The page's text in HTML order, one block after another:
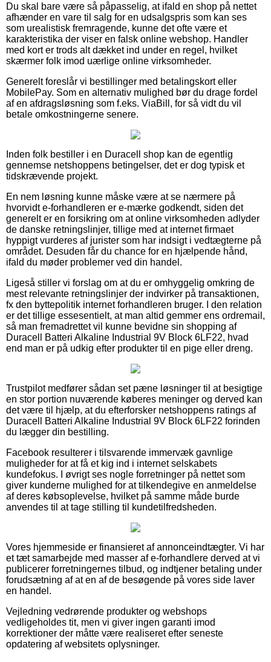
Du skal bare være så påpasselig, at ifald en shop på nettet
afhænder en vare til salg for en udsalgspris som kan ses
som urealistisk fremragende, kunne det ofte være et
karakteristika der viser en falsk online webshop. Handler
med kort er trods alt dækket ind under en regel, hvilket
skærmer folk imod uærlige online virksomheder.
Generelt foreslår vi bestillinger med betalingskort eller
MobilePay. Som en alternativ mulighed bør du drage fordel
af en afdragsløsning som f.eks. ViaBill, for så vidt du vil
betale omkostningerne senere.
Inden folk bestiller i en Duracell shop kan de egentlig
gennemse netshoppens betingelser, det er dog typisk et
tidskrævende projekt.
En nem løsning kunne måske være at se nærmere på
hvorvidt e-forhandleren er e-mærke godkendt, siden det
generelt er en forsikring om at online virksomheden adlyder
de danske retningslinjer, tillige med at internet firmaet
hyppigt vurderes af jurister som har indsigt i vedtægterne på
området. Desuden får du chance for en hjælpende hånd,
ifald du møder problemer ved din handel.
Ligeså stiller vi forslag om at du er omhyggelig omkring de
mest relevante retningslinjer der indvirker på transaktionen,
fx den byttepolitik internet forhandleren bruger. I den relation
er det tillige essesentielt, at man altid gemmer ens ordremail,
så man fremadrettet vil kunne bevidne sin shopping af
Duracell Batteri Alkaline Industrial 9V Block 6LF22, hvad
end man er på udkig efter produkter til en pige eller dreng.
Trustpilot medfører sådan set pæne løsninger til at besigtige
en stor portion nuværende køberes meninger og derved kan
det være til hjælp, at du efterforsker netshoppens ratings af
Duracell Batteri Alkaline Industrial 9V Block 6LF22 forinden
du lægger din bestilling.
Facebook resulterer i tilsvarende immervæk gavnlige
muligheder for at få et kig ind i internet selskabets
kundefokus. I øvrigt ses nogle forretninger på nettet som
giver kunderne mulighed for at tilkendegive en anmeldelse
af deres købsoplevelse, hvilket på samme måde burde
anvendes til at tage stilling til kundetilfredsheden.
Vores hjemmeside er finansieret af annonceindtægter. Vi har
et tæt samarbejde med masser af e-forhandlere derved at vi
publicerer forretningernes tilbud, og indtjener betaling under
forudsætning af at en af de besøgende på vores side laver
en handel.
Vejledning vedrørende produkter og webshops
vedligeholdes tit, men vi giver ingen garanti imod
korrektioner der måtte være realiseret efter seneste
opdatering af websitets oplysninger.